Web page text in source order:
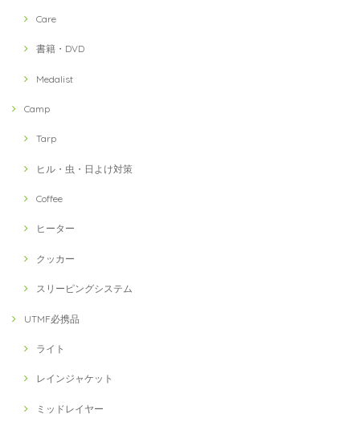
Care
書籍・DVD
Medalist
Camp
Tarp
ヒル・虫・日よけ対策
Coffee
ヒーター
クッカー
スリーピングシステム
UTMF必携品
ライト
レインジャケット
ミッドレイヤー